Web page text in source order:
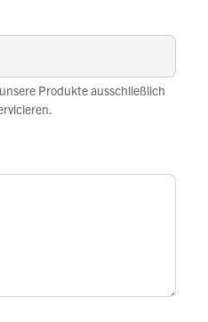
Produkte ausschließlich